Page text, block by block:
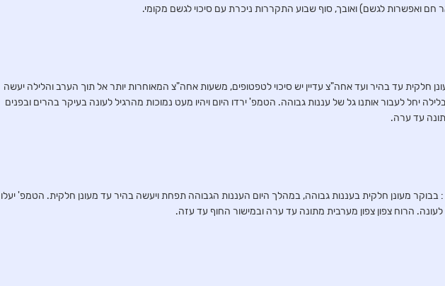
חם ואפשרות לגשם) ואובך, סוף שבוע התקררות ניכרת עם סיכוי לגשם מקומי.
) : מעונן חלקית עד בהיר ועד אחה"צ עדיין יש סיכוי לטפטופים, משעות אחה"צ המאוחרות יותר אל תוך הערב והלילה יעשה
יחל לעבור אותנו גל של עננות גבוהה. הטמפ' ירדו היום ויהיו מעט נמוכות מהרגיל לעונה בעיקר בהרים ובפנים
עד ערה.
ראשון ( 27.04.25 ) : בבוקר מעונן חלקית בעננות גבוהה, במהלך היום העננות הגבוהה תפחת ויעשה בהיר עד מעונן חלקית. הטמפ' יעלו
הרוח צפון צפון מערבית מתונה עד ערה ובמישור החוף עד עזה.